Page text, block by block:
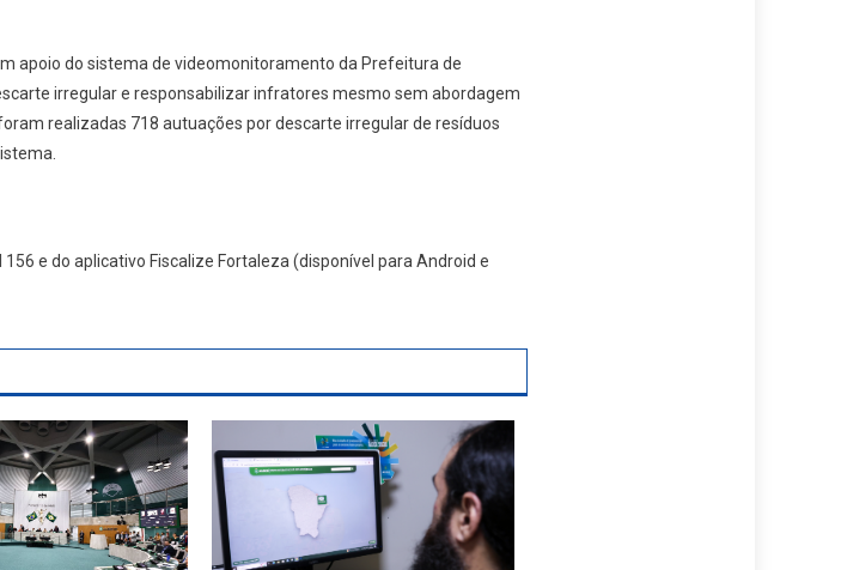
apoio do sistema de videomonitoramento da Prefeitura de
irregular e responsabilizar infratores mesmo sem abordagem
realizadas 718 autuações por descarte irregular de resíduos
e do aplicativo Fiscalize Fortaleza (disponível para Android e